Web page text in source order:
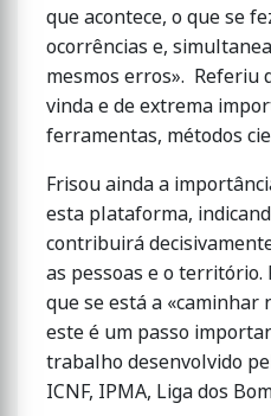
que acontece, o que se
ocorrências e,
mesmos erros». Referiu
vinda e de extrema
ferramentas, métodos
Frisou ainda a
esta plataforma,
contribuirá
as pessoas e o território.
que se está a «caminhar
este é um passo
trabalho desenvolvido
ICNF, IPMA, Liga dos